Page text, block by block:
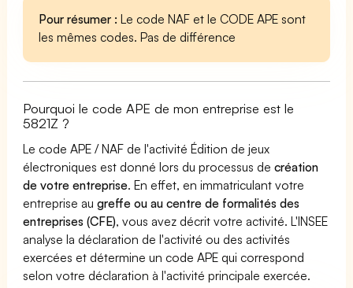
Pour résumer : Le code NAF et le CODE APE sont
les mêmes codes. Pas de différence
Pourquoi le code APE de mon entreprise est le
5821Z ?
Le code APE / NAF de l'activité Édition de jeux
électroniques est donné lors du processus decréation
de votre entreprise. En effet, en immatriculant votre
entreprise augreffe ou au centre de formalités des
entreprises (CFE), vous avez décrit votre activité. L'INSEE
analyse la déclaration de l'activité ou des activités
exercées et détermine un code APE qui correspond
selon votre déclaration à l'activité principale exercée.